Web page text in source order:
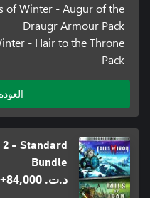
of Winter - Augur of the
Draugr Armour Pack
- Hair to the Throne
Pack
- Standard
Bundle
د.ت.‏ 84,000+